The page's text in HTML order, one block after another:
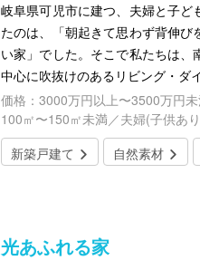
岐阜県可児市に建つ、夫婦と子
たのは、「朝起きて思わず背伸び
い家」でした。そこで私たちは
中心に吹抜けのあるリビング・ダ
価格：3000万円以上〜3500万円
100㎡〜150㎡未満／夫婦(子供あ
新築戸建て
自然素材
光あふれる家